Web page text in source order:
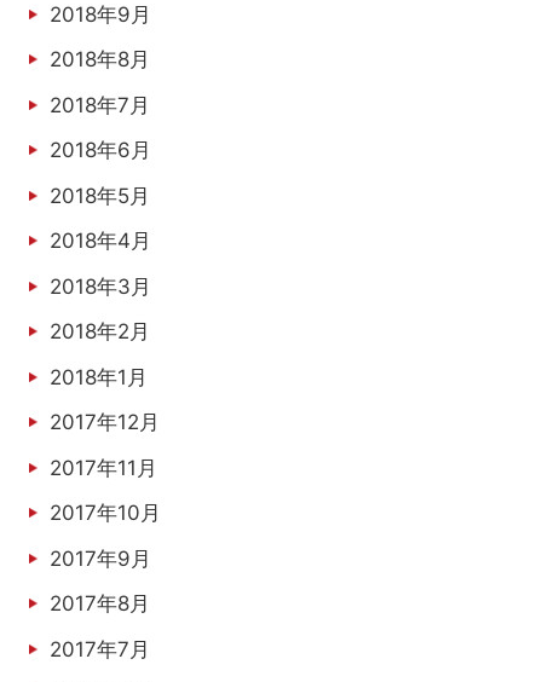
2018年9月
2018年8月
2018年7月
2018年6月
2018年5月
2018年4月
2018年3月
2018年2月
2018年1月
2017年12月
2017年11月
2017年10月
2017年9月
2017年8月
2017年7月